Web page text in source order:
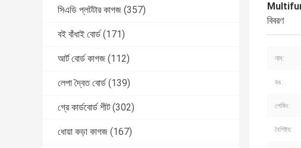
সিএডি প্লটটার কাগজ (357)
বই বাঁধাই বোর্ড (171)
আর্ট বোর্ড কাগজ (112)
লেপা দ্বৈত বোর্ড (139)
গ্রে কার্ডবোর্ড শীট (302)
ধোয়া কড়া কাগজ (167)
বিবরণ
নাম:
রঙ:
পেকিং:
বৈশিষ্ট্য: